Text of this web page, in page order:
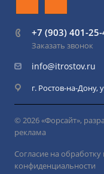
+7 (903) 401-25-
Заказать звонок
info@itrostov.ru
г. Ростов-на-Дону,
© 2026 «Форсайт»,
реклама
Согласие на
конфиденциальности